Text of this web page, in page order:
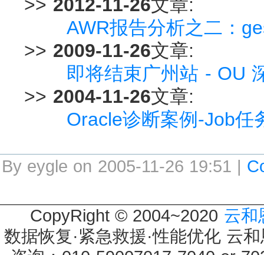
>> 2012-11-26文章:
AWR报告分析之二：
>> 2009-11-26文章:
即将结束广州站 - OU
>> 2004-11-26文章:
Oracle诊断案例-Job任
By eygle on 2005-11-26 19:51 |
CopyRight © 2004~2020 云和
数据恢复·紧急救援·性能优化 云